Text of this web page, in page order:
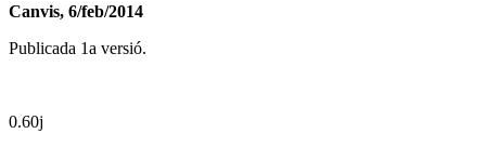
Canvis, 6/feb/2014
Publicada 1a versió.
0.60j